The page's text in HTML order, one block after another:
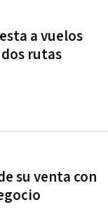
a vuelos
rutas
su venta con